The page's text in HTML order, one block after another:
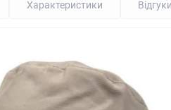
Характеристики Відгуки